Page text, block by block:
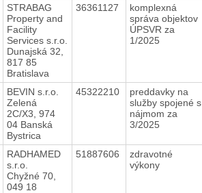
STRABAG
Property and
Facility
Services s.r.o.
Dunajská 32,
817 85
Bratislava
36361127
komplexná
správa objektov
ÚPSVR za
1/2025
BEVIN s.r.o.
Zelená
2C/X3, 974
04 Banská
Bystrica
45322210
preddavky na
služby spojené s
nájmom za
3/2025
RADHAMED
s.r.o.
Chyžné 70,
049 18
51887606
zdravotné
výkony